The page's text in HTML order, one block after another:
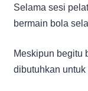
Selama sesi
bermain bola
Meskipun begitu
dibutuhkan